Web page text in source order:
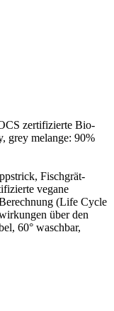
zertifizierte Bio-
grey melange: 90%
Fischgrät-
vegane
(Life Cycle
über den
60° waschbar,